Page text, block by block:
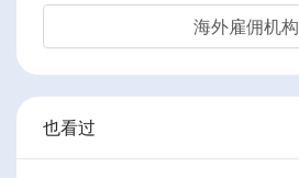
海外雇佣机构
也看过